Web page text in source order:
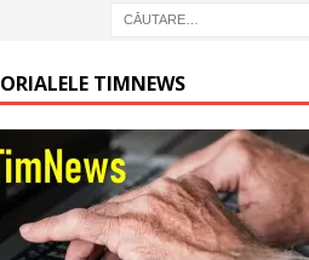
TIMNEWS